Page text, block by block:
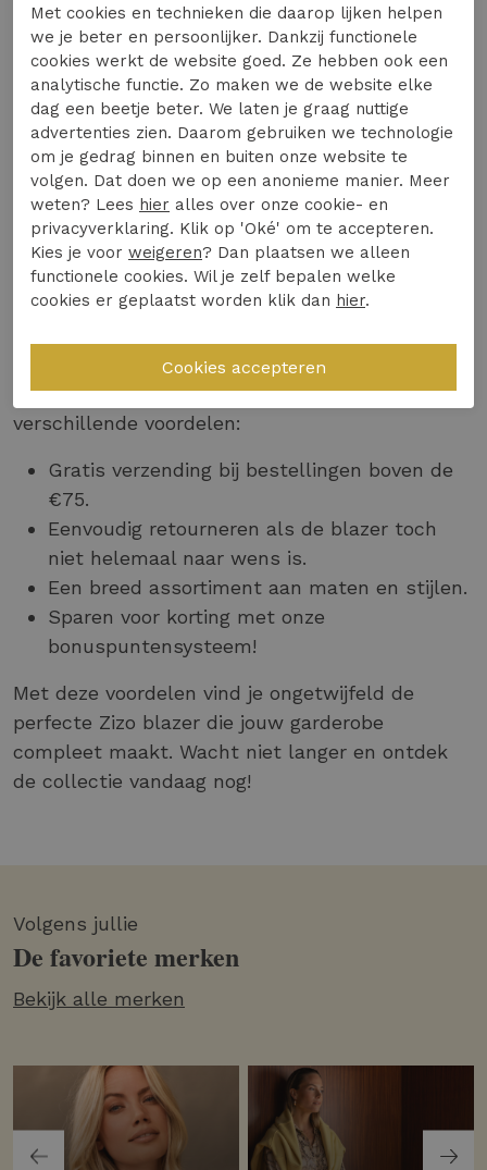
Expresswear.nl ook blazers van andere
topmerken zoalsStudio Anneloes,Aaikoen
Geisha. Deze merken bieden elk hun eigen
unieke stijl, waardoor je altijd een blazer vindt
die bij jouw persoonlijke smaak past. Door te
mixen en matchen kun je oneindig veel looks
creëren. Bekijk hier alle damesblazers op
Expresswear.nl.
Jouw nieuwe zizo blazer wacht
op je
Een Zizo blazer online kopen doe je gemakkelijk
en snel op Expresswear.nl. Hier profiteer je van
verschillende voordelen:
Gratis verzending bij bestellingen boven de
€75.
Eenvoudig retourneren als de blazer toch
niet helemaal naar wens is.
Een breed assortiment aan maten en stijlen.
Sparen voor korting met onze
bonuspuntensysteem!
Met deze voordelen vind je ongetwijfeld de
perfecte Zizo blazer die jouw garderobe
compleet maakt. Wacht niet langer en ontdek
de collectie vandaag nog!
Volgens jullie
De favoriete merken
Bekijk alle merken
Met cookies en technieken die daarop lijken helpen
we je beter en persoonlijker. Dankzij functionele
cookies werkt de website goed. Ze hebben ook een
analytische functie. Zo maken we de website elke
dag een beetje beter. We laten je graag nuttige
advertenties zien. Daarom gebruiken we technologie
om je gedrag binnen en buiten onze website te
volgen. Dat doen we op een anonieme manier. Meer
weten? Lees hier alles over onze cookie- en
privacyverklaring. Klik op 'Oké' om te accepteren.
Kies je voor weigeren? Dan plaatsen we alleen
functionele cookies. Wil je zelf bepalen welke
cookies er geplaatst worden klik dan hier.